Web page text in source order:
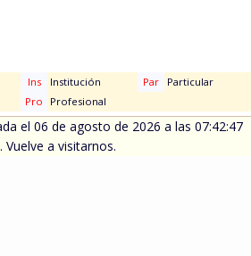
Ins Institución Par
Particular
Pro Profesional
el 06 de agosto de 2026 a las 07:42:47
Vuelve a visitarnos.